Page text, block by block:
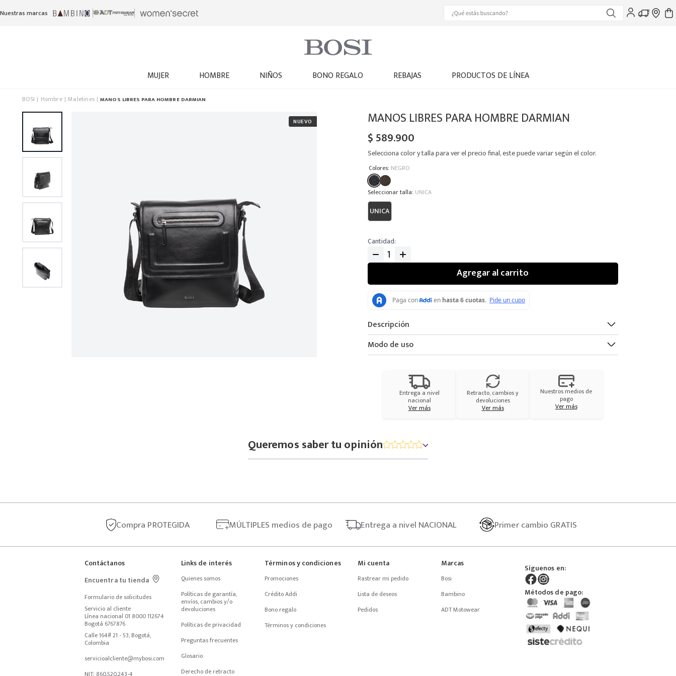
Nuestras marcas
MUJER HOMBRE NIÑOS BONO REGALO REBAJAS PRODUCTOS DE LÍNEA
BOSI Hombre Maletines MANOS LIBRES PARA HOMBRE DARMIAN
MANOS LIBRES PARA HOMBRE DARMIAN
$589.900
Selecciona color y talla para ver el precio final, este puede variar según el color.
Colores: NEGRO
: UNICA
UNICA
Cantidad
Agregar al carrito
Descripción
Modo de uso
Entrega a nivel
nacional
Ver más
Retracto, cambios y
devoluciones
Ver más
Nuestros medios de
pago
Ver más
Queremos saber tu opinión
Compra PROTEGIDA MÚLTIPLES medios de pago Entrega a nivel NACIONAL Primercambio GRATIS
Contáctanos
Encuentra tu tienda
Formulario de solicitudes
Servicio al cliente
Línea nacional 01 8000 112674
Bogotá 6767876
Calle 164# 21 - 53, Bogotá,
Colombia
servicioalcliente@mybosi.com
Links de interés
Quienes somos
Políticas de garantía,
envíos, cambios y/o
devoluciones
Políticas de privacidad
Preguntas frecuentes
Glosario
Derecho de retracto
Términos y condiciones
Promociones
Crédito Addi
Bono regalo
Términos y condiciones
Mi cuenta
Rastrear mi pedido
Lista de deseos
Pedidos
Marcas
Bosi
Bambino
ADT Motowear
Síguenos en:
Métodos de pago: